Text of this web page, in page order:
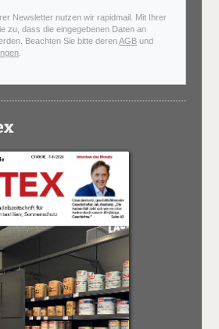
Newsletter nutzen wir rapidmail. Mit Ihrer
zu, dass die eingegebenen Daten an
Beachten Sie bitte derenAGB und